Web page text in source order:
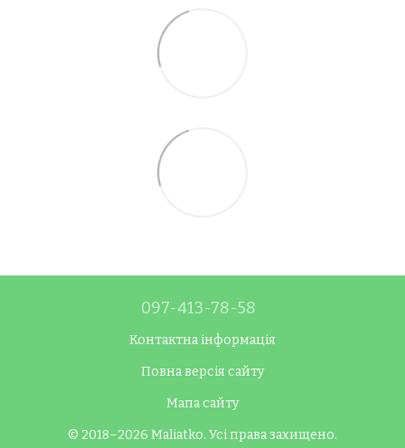
097-413-78-58
Контактна інформація
Повна версія сайту
Мапа сайту
© 2018–2026 Maliatko. Усі права захищено.